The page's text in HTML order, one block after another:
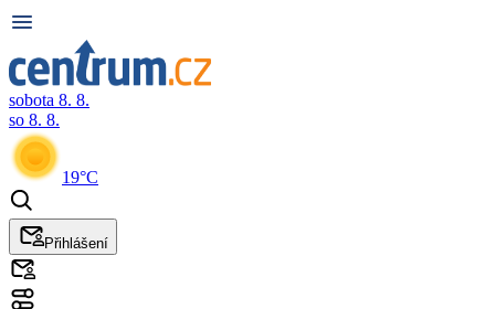
sobota 8. 8.
so 8. 8.
19°C
Přihlášení